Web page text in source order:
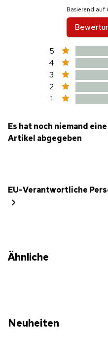
Basierend auf
5
4
3
2
1
Es hat noch niemand
Artikel abgegeben
EU-Verantwortliche
Ähnliche
Neuheiten